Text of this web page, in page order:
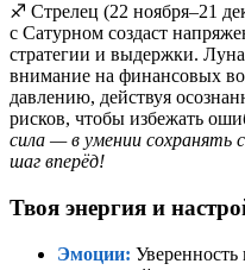
♐️ Стрелец (22 ноября–21
с Сатурном создаст
стратегии и выдержки.
внимание на финансовых
давлению, действуя
рисков, чтобы избежать
сила — в умении сохранять
шаг вперёд!
Твоя энергия и
Эмоции: Уверенность